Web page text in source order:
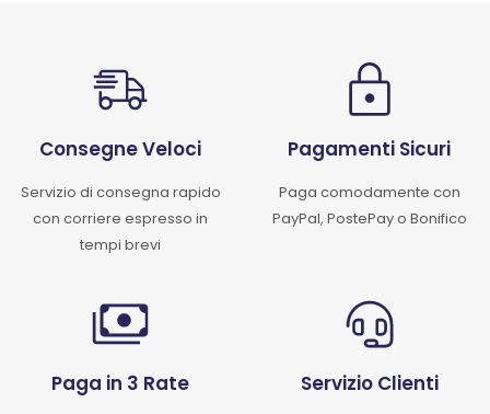
Consegne Veloci
Servizio di consegna rapido
con corriere espresso in
tempi brevi
Pagamenti Sicuri
Paga comodamente con
PayPal, PostePay o Bonifico
Paga in 3 Rate Servizio Clienti